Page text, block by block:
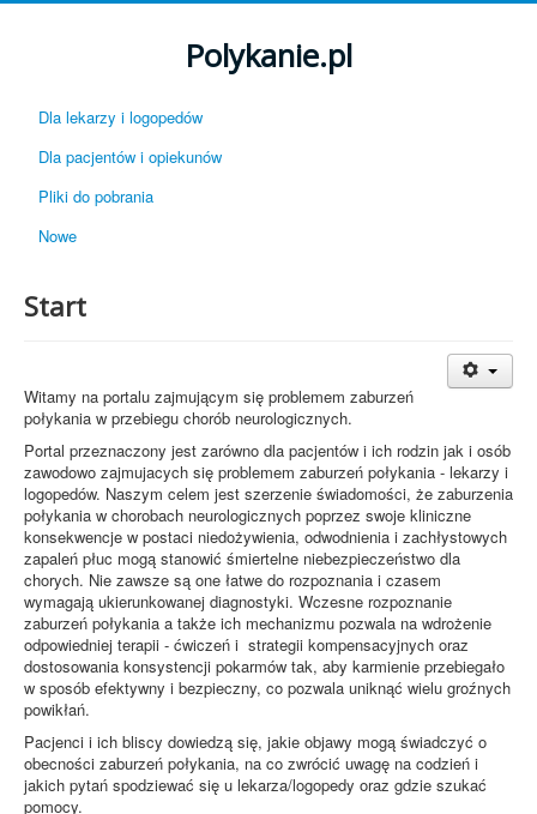
Polykanie.pl
Dla lekarzy i logopedów
Dla pacjentów i opiekunów
Pliki do pobrania
Nowe
Start
Witamy na portalu zajmującym się problemem zaburzeń
połykania w przebiegu chorób neurologicznych.
Portal przeznaczony jest zarówno dla pacjentów i ich rodzin jak i osób
zawodowo zajmujacych się problemem zaburzeń połykania - lekarzy i
logopedów. Naszym celem jest szerzenie świadomości, że zaburzenia
połykania w chorobach neurologicznych poprzez swoje kliniczne
konsekwencje w postaci niedożywienia, odwodnienia i zachłystowych
zapaleń płuc mogą stanowić śmiertelne niebezpieczeństwo dla
chorych. Nie zawsze są one łatwe do rozpoznania i czasem
wymagają ukierunkowanej diagnostyki. Wczesne rozpoznanie
zaburzeń połykania a także ich mechanizmu pozwala na wdrożenie
odpowiedniej terapii - ćwiczeń i strategii kompensacyjnych oraz
dostosowania konsystencji pokarmów tak, aby karmienie przebiegało
w sposób efektywny i bezpieczny, co pozwala uniknąć wielu groźnych
powikłań.
Pacjenci i ich bliscy dowiedzą się, jakie objawy mogą świadczyć o
obecności zaburzeń połykania, na co zwrócić uwagę na codzień i
jakich pytań spodziewać się u lekarza/logopedy oraz gdzie szukać
pomocy.